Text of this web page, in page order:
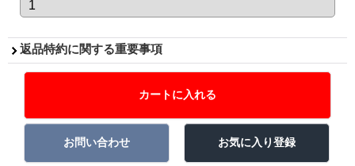
返品特約に関する重要事項